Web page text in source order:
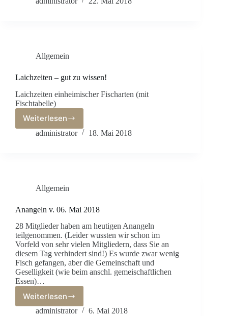
–
für
Fest!!!
Allgemein
Laichzeiten – gut zu wissen!
Laichzeiten einheimischer Fischarten (mit
Fischtabelle)
WeiterlesenLaichzeiten
–
administrator 18. Mai 2018
Allgemein
Anangeln v. 06. Mai 2018
28 Mitglieder haben am heutigen Anangeln
teilgenommen. (Leider wussten wir schon im
Vorfeld von sehr vielen Mitgliedern, dass Sie an
diesem Tag verhindert sind!) Es wurde zwar wenig
Fisch gefangen, aber die Gemeinschaft und
Geselligkeit (wie beim anschl. gemeischaftlichen
Essen)…
Weiterlesen
Anangeln
v.
administrator 6. Mai 2018